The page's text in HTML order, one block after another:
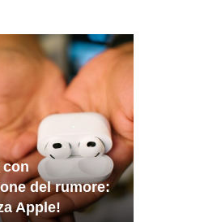
con
del rumore:
Apple!